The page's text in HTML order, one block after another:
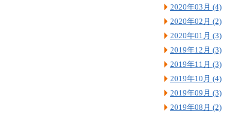
2020年03月 (4)
2020年02月 (2)
2020年01月 (3)
2019年12月 (3)
2019年11月 (3)
2019年10月 (4)
2019年09月 (3)
2019年08月 (2)